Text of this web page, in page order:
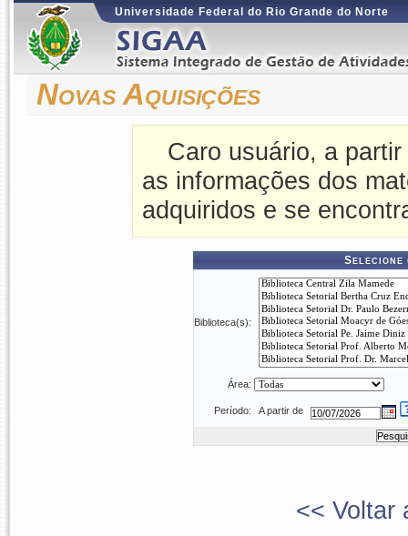
Universidade Federal do Rio Grande do Norte
Novas Aquisições
Caro usuário, a
as informações dos
adquiridos e se
Selecione
Biblioteca(s):
Área:
Período: A partir de
<< Voltar